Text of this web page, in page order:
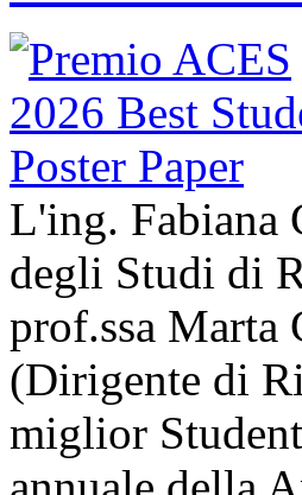
L'ing. Fabiana
degli Studi di
prof.ssa Marta
(Dirigente di
miglior